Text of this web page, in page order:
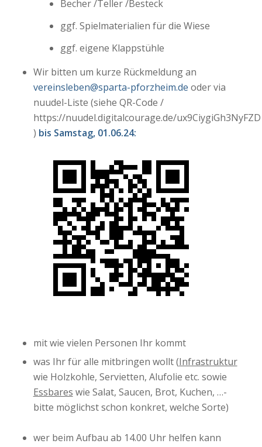
Becher /Teller /Besteck
ggf. Spielmaterialien für die Wiese
ggf. eigene Klappstühle
Wir bitten um kurze Rückmeldung an
vereinsleben@sparta-pforzheim.de oder via
nuudel-Liste (siehe QR-Code /
https://nuudel.digitalcourage.de/ux9CiygiGh3NyFZD
) bis Samstag, 01.06.24:
mit wie vielen Personen Ihr kommt
was Ihr für alle mitbringen wollt (Infrastruktur
wie Holzkohle, Servietten, Alufolie etc. sowie
Essbares wie Salat, Saucen, Brot, Kuchen, …-
bitte möglichst schon konkret, welche Sorte)
wer beim Aufbau ab 14.00 Uhr helfen kann